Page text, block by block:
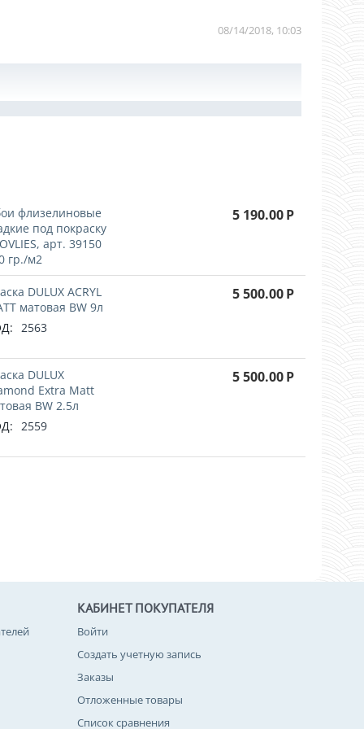
08/14/2018, 10:03
флизелиновые
под покраску
арт. 39150
гр./м2
5 190.00Р
DULUX ACRYL
матовая BW 9л
2563
5 500.00Р
DULUX
Extra Matt
BW 2.5л
2559
5 500.00Р
КАБИНЕТ ПОКУПАТЕЛЯ
Войти
Создать учетную запись
Заказы
Отложенные товары
Список сравнения